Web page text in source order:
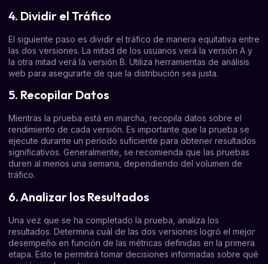
4. Dividir el Tráfico
El siguiente paso es dividir el tráfico de manera equitativa entre
las dos versiones. La mitad de los usuarios verá la versión A y
la otra mitad verá la versión B. Utiliza herramientas de análisis
web para asegurarte de que la distribución sea justa.
5. Recopilar Datos
Mientras la prueba está en marcha, recopila datos sobre el
rendimiento de cada versión. Es importante que la prueba se
ejecute durante un período suficiente para obtener resultados
significativos. Generalmente, se recomienda que las pruebas
duren al menos una semana, dependiendo del volumen de
tráfico.
6. Analizar los Resultados
Una vez que se ha completado la prueba, analiza los
resultados. Determina cuál de las dos versiones logró el mejor
desempeño en función de las métricas definidas en la primera
etapa. Esto te permitirá tomar decisiones informadas sobre qué